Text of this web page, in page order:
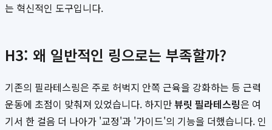
는 혁신적인 도구입니다.
H3: 왜 일반적인 링으로는 부족할까?
기존의 필라테스링은 주로 허벅지 안쪽 근육을 강화하는 등 근력
운동에 초점이 맞춰져 있었습니다. 하지만뷰릿 필라테스링은 여
기서 한 걸음 더 나아가 '교정'과 '가이드'의 기능을 더했습니다. 인